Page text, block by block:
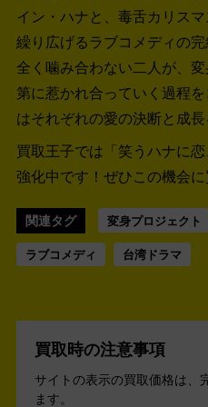
イン・ハナと、毒舌カリス
繰り広げるラブコメディの完
全く噛み合わない二人が、
第に惹かれ合っていく過程
はそれぞれの愛の決断と成
買取王子では「笑うハナに
強化中です！ ぜひこの機会に
関連タグ 変身プロジェクト
ラブコメディ 台湾ドラマ
買取時の注意事項
サイトの表示の買取価格は、
ます。